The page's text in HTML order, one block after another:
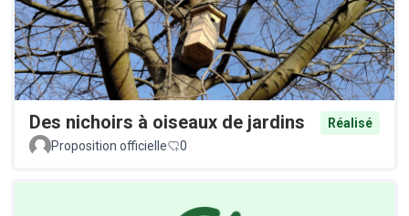
Des nichoirs à oiseaux de jardins
Réalisé
Proposition officielle
0